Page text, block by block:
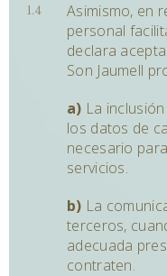
Asimismo, en
personal
declara
Son Jaumell
a) La
los datos de
necesario
servicios.
b) La
terceros,
adecuada
contraten.